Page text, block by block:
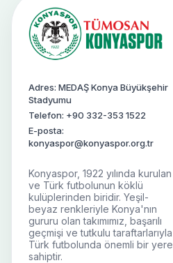
Adres: MEDAŞ Konya Büyükşehir
Stadyumu
Telefon: +90 332-353 1522
E-posta:
konyaspor@konyaspor.org.tr
Konyaspor, 1922 yılında kurulan
ve Türk futbolunun köklü
kulüplerinden biridir. Yeşil-
beyaz renkleriyle Konya'nın
gururu olan takımımız, başarılı
geçmişi ve tutkulu taraftarlarıyla
Türk futbolunda önemli bir yere
sahiptir.